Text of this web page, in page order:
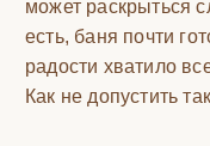
может раскрыться
есть, баня почти
радости хватило
Как не допустить